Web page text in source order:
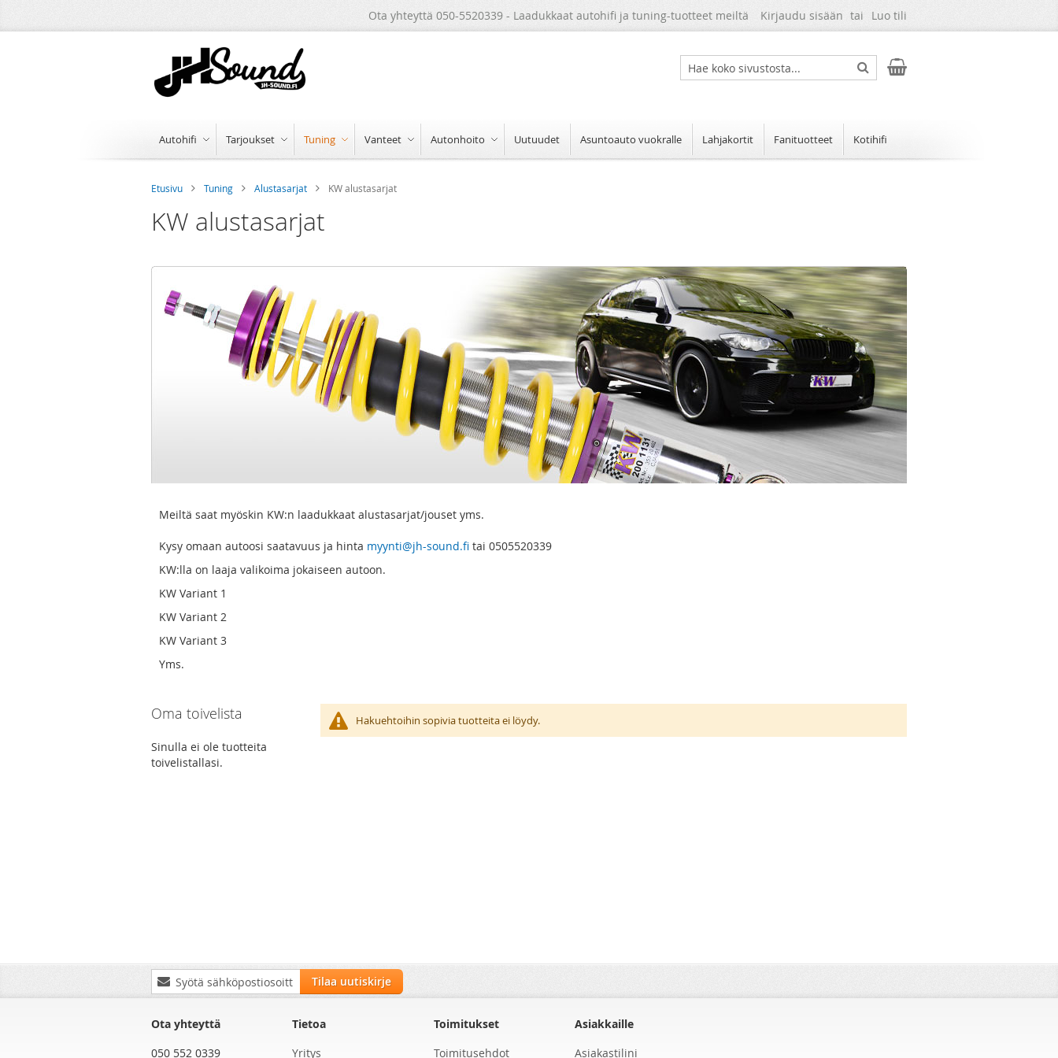
to
Ota yhteyttä 050-5520339 - Laadukkaat autohifi ja tuning-tuotteet meiltä Kirjaudu sisään Luo tili
Search Search
Ostoskori
Autohifi Tarjoukset Tuning Vanteet Autonhoito Uutuudet Asuntoauto vuokralle Lahjakortit Fanituotteet Kotihifi
Etusivu Tuning Alustasarjat KW alustasarjat
KW alustasarjat
Meiltä saat myöskin KW:n laadukkaat alustasarjat/jouset yms.
Kysy omaan autoosi saatavuus ja hinta myynti@jh-sound.fi tai 0505520339
KW:lla on laaja valikoima jokaiseen autoon.
KW Variant 1
KW Variant 2
KW Variant 3
Yms.
Hakuehtoihin sopivia tuotteita ei löydy.
Oma toivelista
Sinulla ei ole tuotteita
toivelistallasi.
Tilaa
uutiskirjeemme:
Tilaa uutiskirje
Ota yhteyttä
050 552 0339
Tietoa
Yritys
Toimitukset
Toimitusehdot
Asiakkaille
Asiakastilini